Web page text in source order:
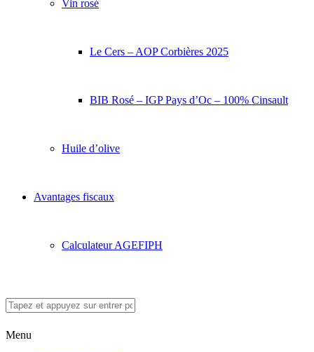
Vin rosé
Le Cers – AOP Corbières 2025
BIB Rosé – IGP Pays d’Oc – 100% Cinsault
Huile d’olive
Avantages fiscaux
Calculateur AGEFIPH
Menu